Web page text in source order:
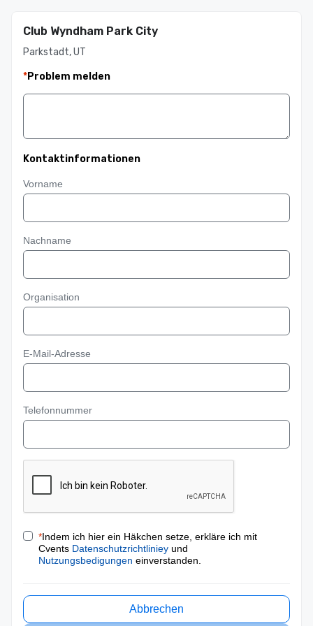
Club Wyndham Park City
Parkstadt, UT
*Problem melden
Kontaktinformationen
Vorname
Nachname
Organisation
E-Mail-Adresse
Telefonnummer
*Indem ich hier ein Häkchen setze, erkläre ich mit
Cvents Datenschutzrichtliniey und
Nutzungsbedigungen einverstanden.
Abbrechen